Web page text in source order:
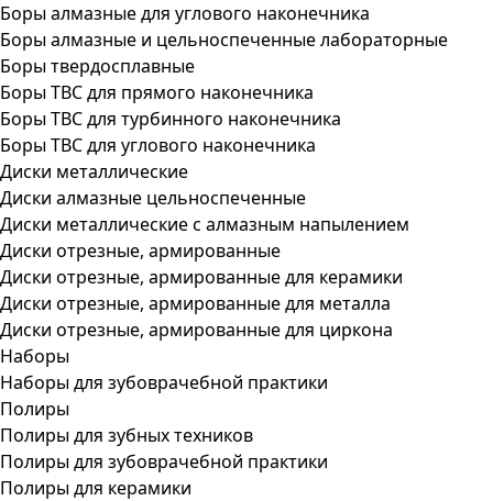
Боры алмазные для углового наконечника
Боры алмазные и цельноспеченные лабораторные
Боры твердосплавные
Боры ТВС для прямого наконечника
Боры ТВС для турбинного наконечника
Боры ТВС для углового наконечника
Диски металлические
Диски алмазные цельноспеченные
Диски металлические с алмазным напылением
Диски отрезные, армированные
Диски отрезные, армированные для керамики
Диски отрезные, армированные для металла
Диски отрезные, армированные для циркона
Наборы
Наборы для зубоврачебной практики
Полиры
Полиры для зубных техников
Полиры для зубоврачебной практики
Полиры для керамики